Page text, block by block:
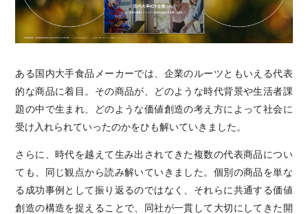
ある国内大手食品メーカーでは、企業のルーツともいえる代表
的な商品に着目。その商品が、どのような時代背景や生活者課
題の中で生まれ、どのような価値創造の考え方によって社会に
受け入れられていったのかをひも解いていきました。
さらに、時代を越えて生み出されてきた複数の代表商品につい
ても、同じ観点から読み解いていきました。個別の商品を単な
る成功事例として振り返るのではなく、それらに共通する価値
創造の構造を捉えることで、同社が一貫して大切にしてきた開